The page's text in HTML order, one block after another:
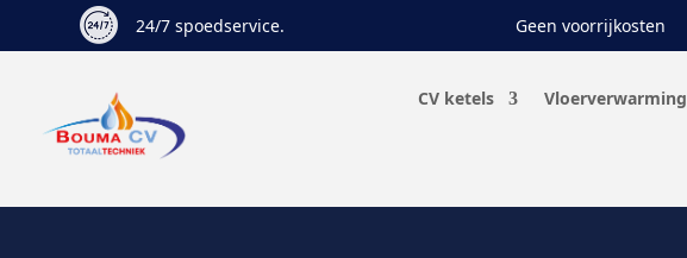
24/7 spoedservice. Geen voorrijkosten
CV ketels Vloerverwarming